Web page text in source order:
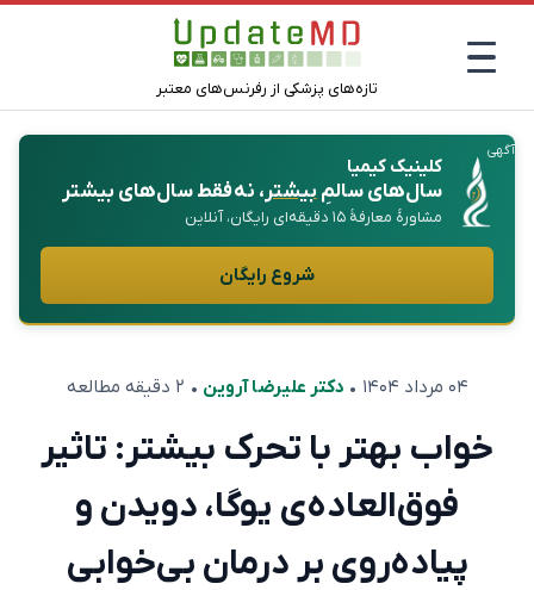
تازه‌های پزشکی از رفرنس‌های معتبر
آگهی
کلینیک کیمیا
سال‌های سالمِبیشتر، نه فقط سال‌های بیشتر
مشاورهٔ معارفهٔ ۱۵ دقیقه‌ای رایگان، آنلاین
شروع رایگان
۰۴ مرداد ۱۴۰۴ •دکتر علیرضا آروین • ۲ دقیقه مطالعه
خواب بهتر با تحرک بیشتر: تاثیر
فوق‌العاده‌ی یوگا، دویدن و
پیاده‌روی بر درمان بی‌خوابی